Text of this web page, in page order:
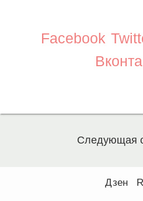
Facebook
Следующая
Дзен